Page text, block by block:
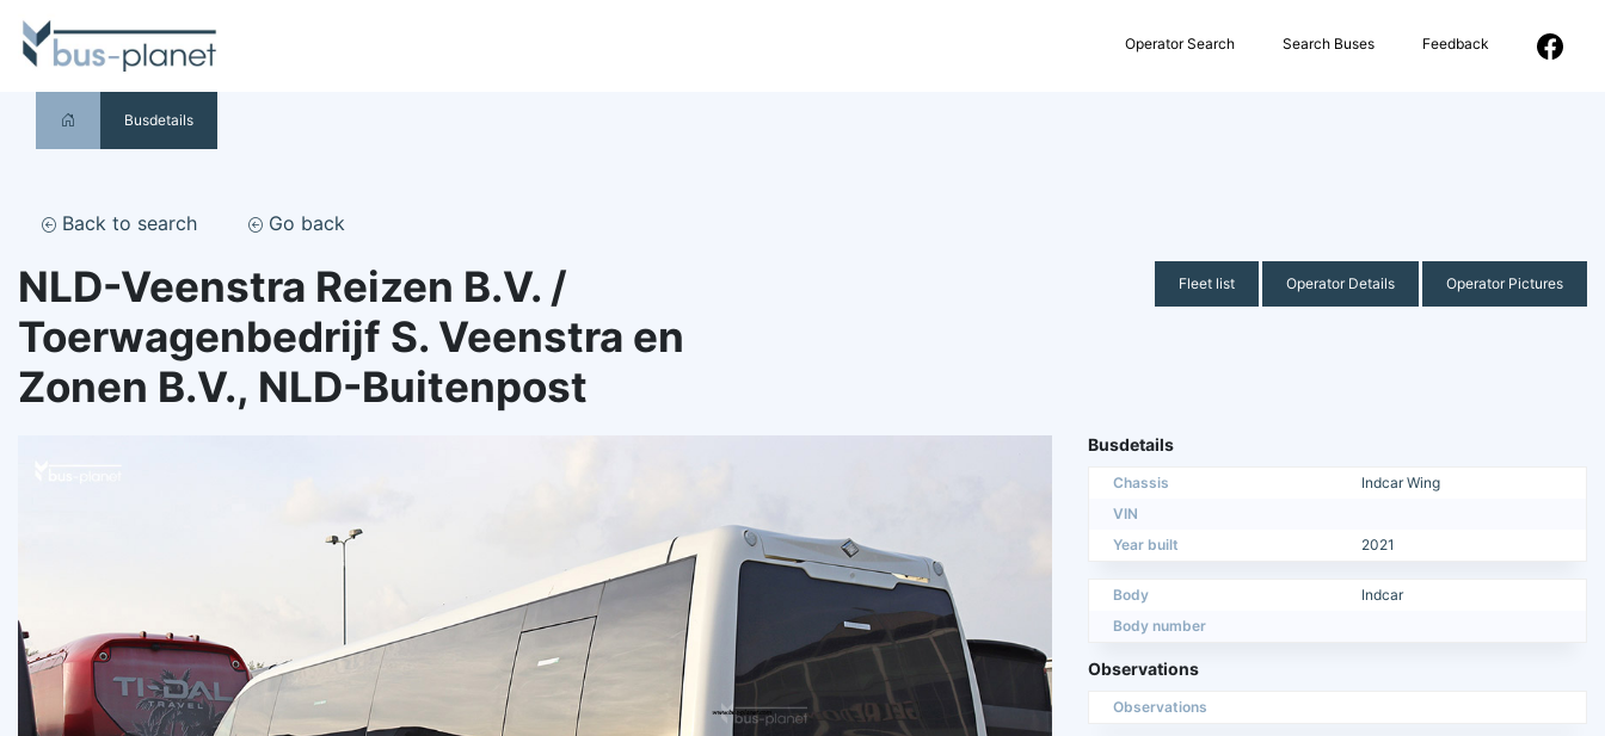
Operator Search Search Buses Feedback
Busdetails
Back to search Go back
NLD-Veenstra Reizen B.V. /
Toerwagenbedrijf S. Veenstra en
Zonen B.V., NLD-Buitenpost
Fleet list Operator Details Operator Pictures
Busdetails
Chassis
Indcar Wing
VIN
Year built
2021
Body
Indcar
Body number
Observations
Observations